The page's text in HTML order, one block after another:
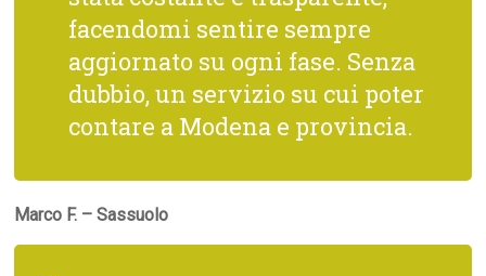
facendomi sentire sempre
aggiornato su ogni fase. Senza
dubbio, un servizio su cui poter
contare a Modena e provincia.
Marco F. – Sassuolo